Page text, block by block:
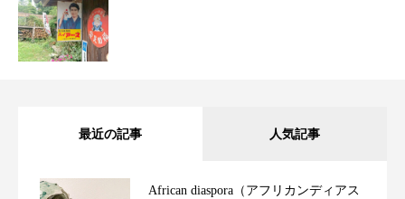
最近の記事 人気記事
African diaspora（アフリカンディアス